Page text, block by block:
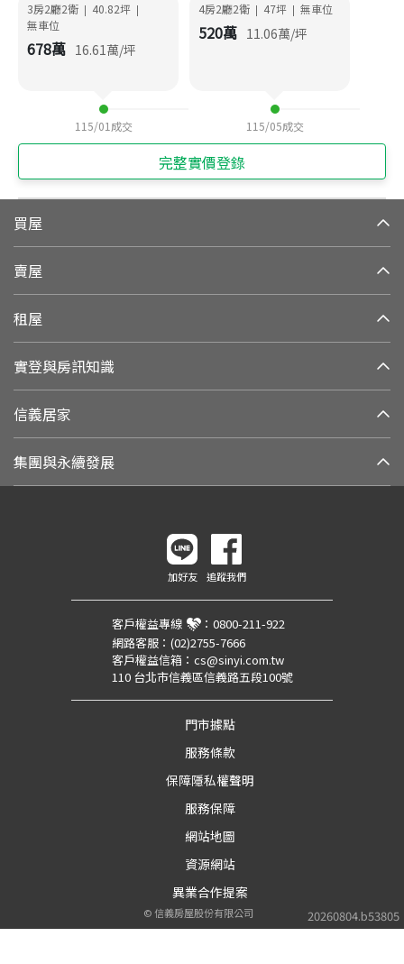
3房2廳2衛 | 40.82坪 |
無車位
678萬 16.61萬/坪
115/01 成交
4房2廳2衛 | 47坪 | 無車位
520萬 11.06萬/坪
115/05成交
完整實價登錄
買屋
賣屋
租屋
實登與房訊知識
信義居家
集團與永續發展
20260804.b53805
加好友 追蹤我們
客戶權益專線 ： 0800-211-922
網路客服： (02)2755-7666
客戶權益信箱： cs@sinyi.com.tw
110 台北市信義區信義路五段100號
門市據點
服務條款
保障隱私權聲明
服務保障
網站地圖
資源網站
異業合作提案
©信義房屋股份有限公司